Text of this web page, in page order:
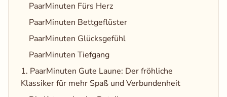
PaarMinuten Fürs Herz
PaarMinuten Bettgeflüster
PaarMinuten Glücksgefühl
PaarMinuten Tiefgang
1. PaarMinuten Gute Laune: Der fröhliche
Klassiker für mehr Spaß und Verbundenheit